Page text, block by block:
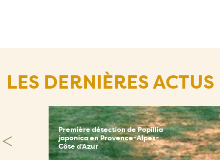
LES DERNIÈRES ACTUS
Première détection de Popillia
japonica en Provence-Alpes-
Côte d'Azur